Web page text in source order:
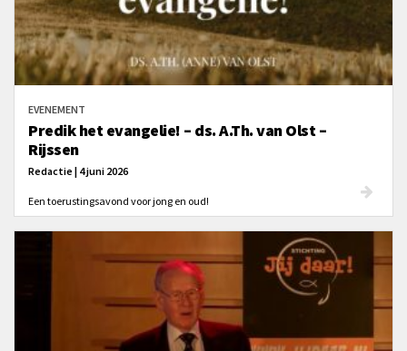
EVENEMENT
Predik het evangelie! – ds. A.Th. van Olst –
Rijssen
Redactie | 4 juni 2026
Een toerustingsavond voor jong en oud!